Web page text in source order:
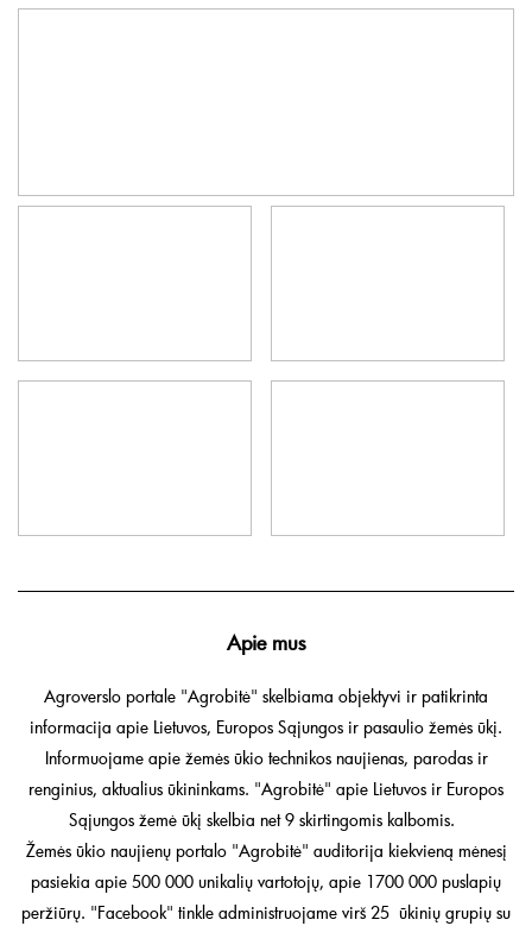
Apie mus
Agroverslo portale "Agrobitė" skelbiama objektyvi ir patikrinta
informacija apie Lietuvos, Europos Sąjungos ir pasaulio žemės ūkį.
Informuojame apie žemės ūkio technikos naujienas, parodas ir
renginius, aktualius ūkininkams. "Agrobitė" apie Lietuvos ir Europos
Sąjungos žemė ūkį skelbia net 9 skirtingomis kalbomis.
Žemės ūkio naujienų portalo "Agrobitė" auditorija kiekvieną mėnesį
pasiekia apie 500 000 unikalių vartotojų, apie 1700 000 puslapių
peržiūrų. "Facebook" tinkle administruojame virš 25 ūkinių grupių su